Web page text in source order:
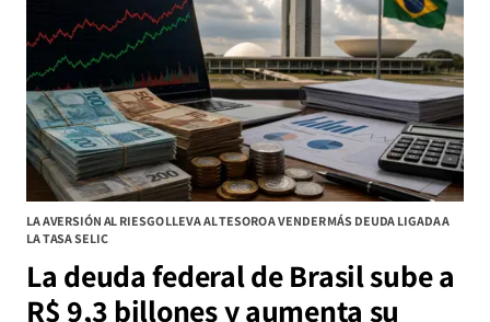
LA AVERSIÓN AL RIESGO LLEVA AL TESORO A VENDER MÁS DEUDA LIGADA A
LA TASA SELIC
La deuda federal de Brasil sube a
R$ 9,3 billones y aumenta su